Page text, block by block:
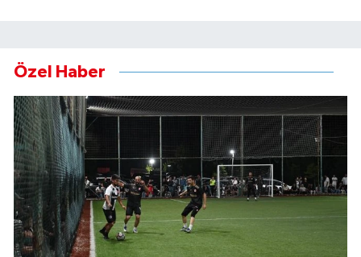
Özel Haber